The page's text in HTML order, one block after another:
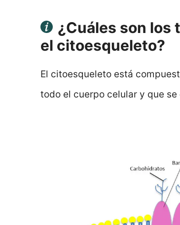
¿Cuáles son los
el citoesqueleto?
El citoesqueleto está
todo el cuerpo celular y que